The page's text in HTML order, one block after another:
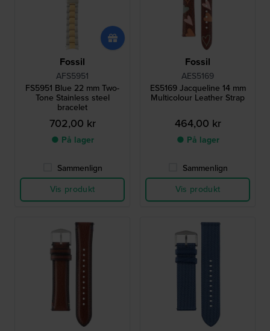
Fossil
AFS5951
FS5951 Blue 22 mm Two-
Tone Stainless steel
bracelet
702,00 kr
● På lager
Sammenlign
Vis produkt
Fossil
AES5169
ES5169 Jacqueline 14 mm
Multicolour Leather Strap
464,00 kr
● På lager
Sammenlign
Vis produkt